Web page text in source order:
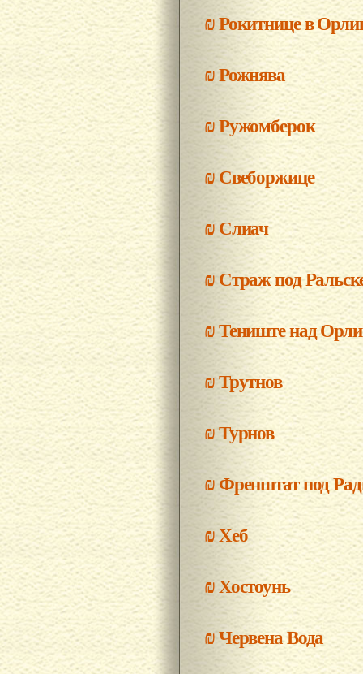
₪Рокитнице в
₪Рожнява
₪Ружомберок
₪Свеборжице
₪Слиач
₪Страж под
₪Тениште над
₪Трутнов
₪Турнов
₪Френштат под
₪Хеб
₪Хостоунь
₪Червена Вода